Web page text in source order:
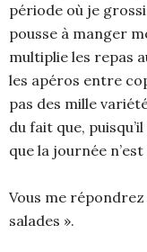
période où je
pousse à manger
multiplie les repas
les apéros entre
pas des mille
du fait que,
que la journée
Vous me
salades ».